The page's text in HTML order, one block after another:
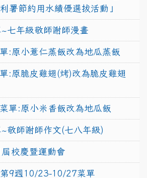
署節約用水績優選拔活動」
七年級敬師謝師漫畫
:原小薏仁蒸飯改為地瓜蒸飯
:原脆皮雞翅(烤)改為脆皮雞翅
單:原小米香飯改為地瓜飯
敬師謝師作文(七八年級)
校慶暨運動會
9週10/23-10/27菜單